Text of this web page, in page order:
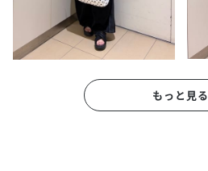
もっと見る